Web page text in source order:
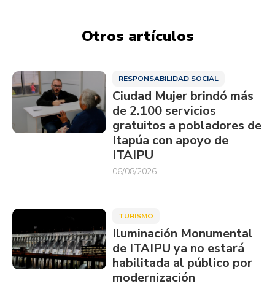
Otros artículos
RESPONSABILIDAD SOCIAL
Ciudad Mujer brindó más
de 2.100 servicios
gratuitos a pobladores de
Itapúa con apoyo de
ITAIPU
06/08/2026
TURISMO
Iluminación Monumental
de ITAIPU ya no estará
habilitada al público por
modernización